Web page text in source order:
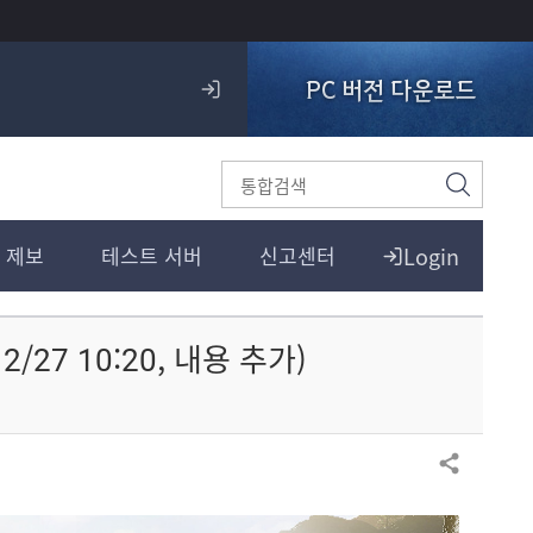
로
PC 버전 다운로드
검
색
Login
보 테스트 서버 신고센터
27 10:20, 내용 추가)
공유하기